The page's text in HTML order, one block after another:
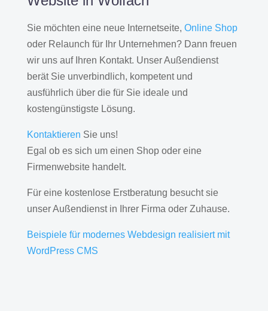
Sie möchten eine neue Internetseite, Online Shop
oder Relaunch für Ihr Unternehmen? Dann freuen
wir uns auf Ihren Kontakt. Unser Außendienst
berät Sie unverbindlich, kompetent und
ausführlich über die für Sie ideale und
kostengünstigste Lösung.
Kontaktieren Sie uns!
Egal ob es sich um einen Shop oder eine
Firmenwebsite handelt.
Für eine kostenlose Erstberatung besucht sie
unser Außendienst in Ihrer Firma oder Zuhause.
Beispiele für modernes Webdesign realisiert mit
WordPress CMS